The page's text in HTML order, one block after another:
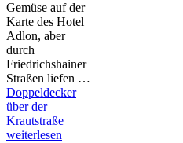
Gemüse auf der
Karte des Hotel
Adlon, aber
durch
Friedrichshainer
Straßen liefen …
Doppeldecker
über der
Krautstraße
weiterlesen